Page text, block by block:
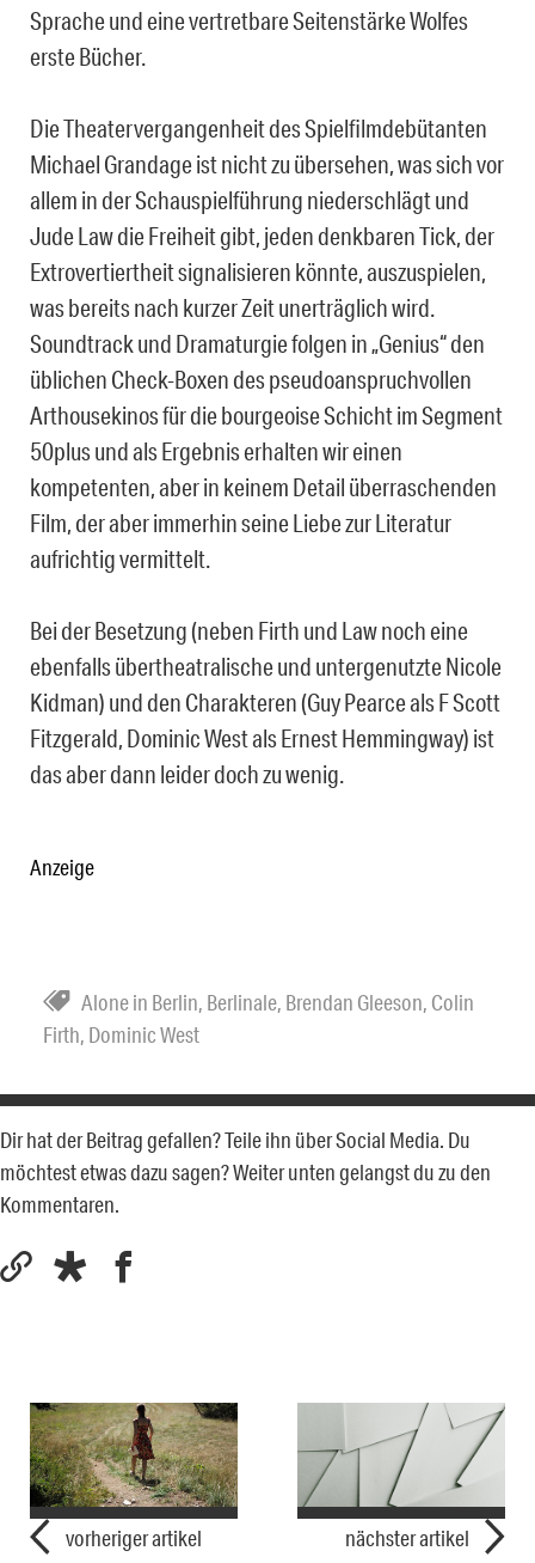
Sprache und eine vertretbare Seitenstärke Wolfes
erste Bücher.
Die Theatervergangenheit des Spielfilmdebütanten
Michael Grandage ist nicht zu übersehen, was sich vor
allem in der Schauspielführung niederschlägt und
Jude Law die Freiheit gibt, jeden denkbaren Tick, der
Extrovertiertheit signalisieren könnte, auszuspielen,
was bereits nach kurzer Zeit unerträglich wird.
Soundtrack und Dramaturgie folgen in „Genius“ den
üblichen Check-Boxen des pseudoanspruchvollen
Arthousekinos für die bourgeoise Schicht im Segment
50plus und als Ergebnis erhalten wir einen
kompetenten, aber in keinem Detail überraschenden
Film, der aber immerhin seine Liebe zur Literatur
aufrichtig vermittelt.
Bei der Besetzung (neben Firth und Law noch eine
ebenfalls übertheatralische und untergenutzte Nicole
Kidman) und den Charakteren (Guy Pearce als F Scott
Fitzgerald, Dominic West als Ernest Hemmingway) ist
das aber dann leider doch zu wenig.
Anzeige
Alone in Berlin, Berlinale, Brendan Gleeson, Colin
Firth, Dominic West
Dir hat der Beitrag gefallen? Teile ihn über Social Media. Du
möchtest etwas dazu sagen? Weiter unten gelangst du zu den
Kommentaren.
vorheriger artikel nächster artikel